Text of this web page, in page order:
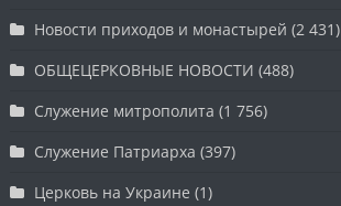
Новости приходов и монастырей (2 431)
ОБЩЕЦЕРКОВНЫЕ НОВОСТИ (488)
Служение митрополита (1 756)
Служение Патриарха (397)
Церковь на Украине (1)